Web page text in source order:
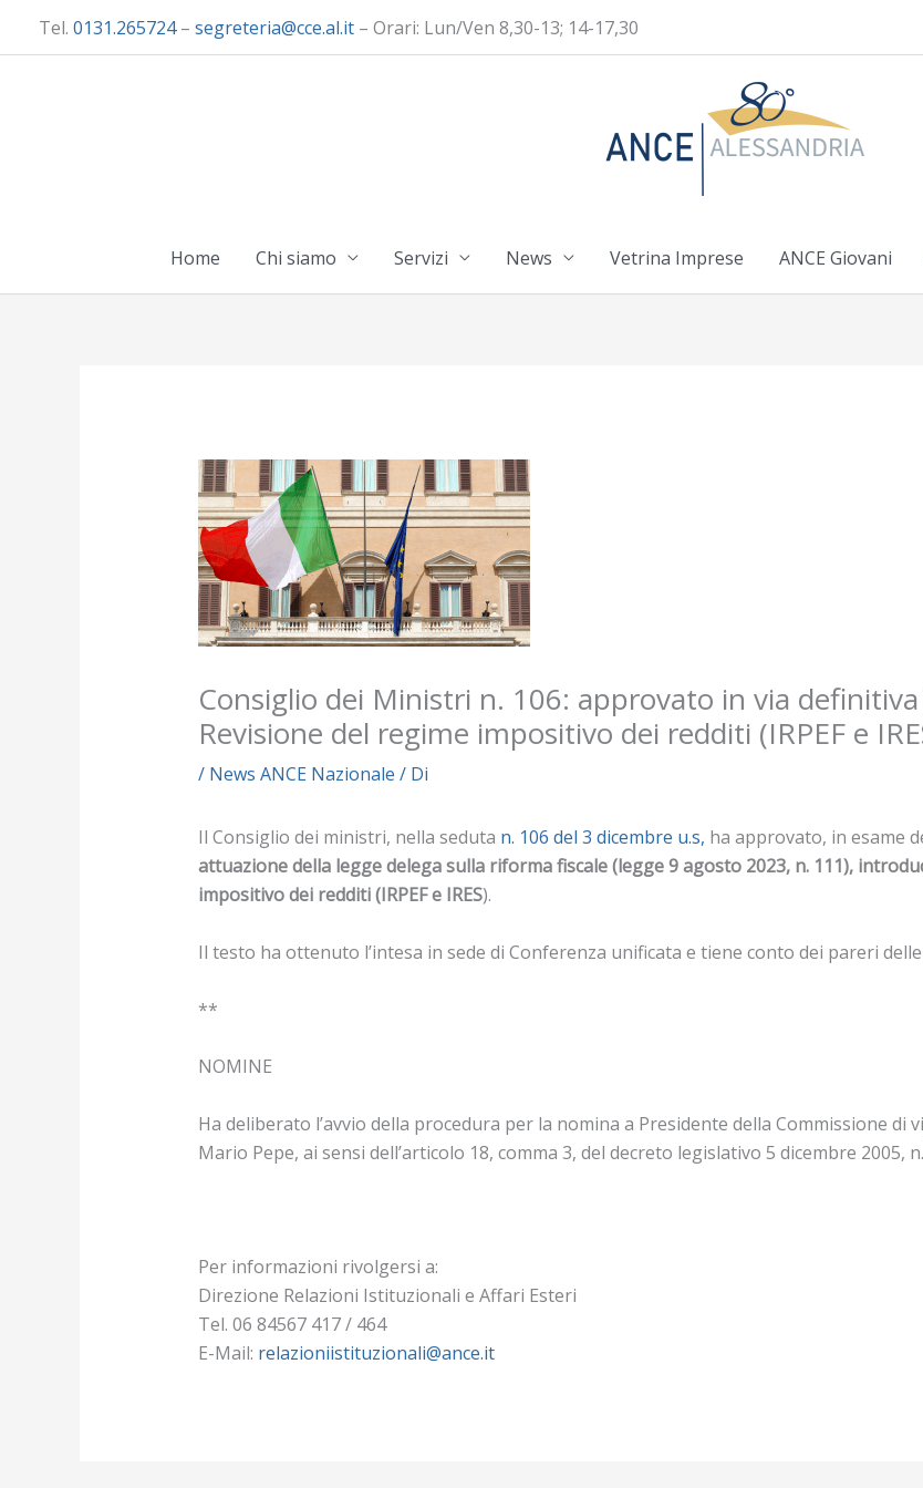
Tel. 0131.265724– segreteria@cce.al.it – Orari: Lun/Ven 8,30-13; 14-17,30
Home Chi siamo Servizi News Vetrina Imprese ANCE Giovani
Consiglio dei Ministri n. 106: approvato in via
Revisione del regime impositivo dei redditi (IRPEF e
/ News ANCE Nazionale / Di
Il Consiglio dei ministri, nella seduta n. 106 del 3 dicembre u.s, ha approvato, in esame
attuazione della legge delega sulla riforma fiscale (legge 9 agosto 2023, n. 111),
impositivo dei redditi (IRPEF e IRES).
Il testo ha ottenuto l’intesa in sede di Conferenza unificata e tiene conto dei pareri
**
NOMINE
Ha deliberato l’avvio della procedura per la nomina a Presidente della Commissione di
Mario Pepe, ai sensi dell’articolo 18, comma 3, del decreto legislativo 5 dicembre 2005,
Per informazioni rivolgersi a:
Direzione Relazioni Istituzionali e Affari Esteri
Tel. 06 84567 417 / 464
E-Mail: relazioniistituzionali@ance.it